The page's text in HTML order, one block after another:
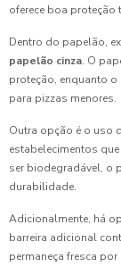
oferece boa proteção
Dentro do papelão,
papelão cinza. O
proteção, enquanto
para pizzas menores.
Outra opção é o uso
estabelecimentos
ser biodegradável, o
durabilidade.
Adicionalmente, há
barreira adicional
permaneça fresca